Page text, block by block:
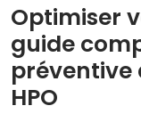
Optimiser
guide
préventive
HPO